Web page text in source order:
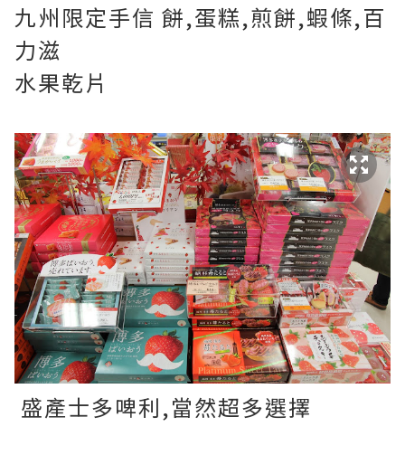
九州限定手信 餅,蛋糕,煎餅,蝦條,百
力滋
水果乾片
盛產士多啤利,當然超多選擇